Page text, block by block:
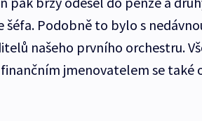
šéfa. Podobně to bylo s
našeho prvního orchestru.
jmenovatelem se také